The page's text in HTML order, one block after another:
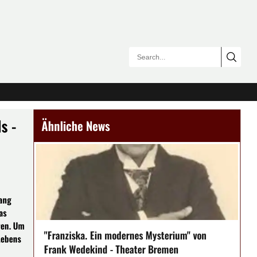
-
Um
Ähnliche News
"Franziska. Ein modernes Mysterium" von
Frank Wedekind - Theater Bremen